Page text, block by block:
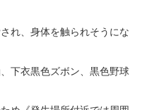
れ、身体を触られそうにな
下衣黒色ズボン、黒色野球